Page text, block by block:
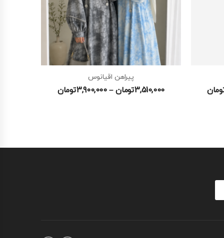
پیراهن اقیانوس
تومان3,510,000
– تومان3,900,000